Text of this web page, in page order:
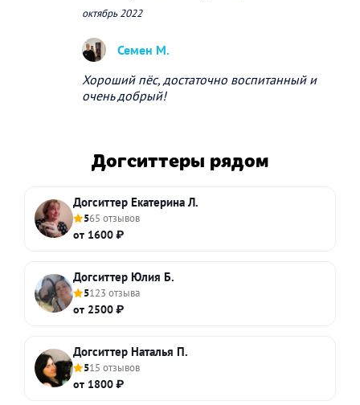
октябрь 2022
Семен М.
Хороший пёс, достаточно воспитанный и
очень добрый!
Догситтеры рядом
Догситтер Екатерина Л.
565 отзывов
от 1600 ₽
Догситтер Юлия Б.
5123 отзыва
от 2500 ₽
Догситтер Наталья П.
515 отзывов
от 1800 ₽